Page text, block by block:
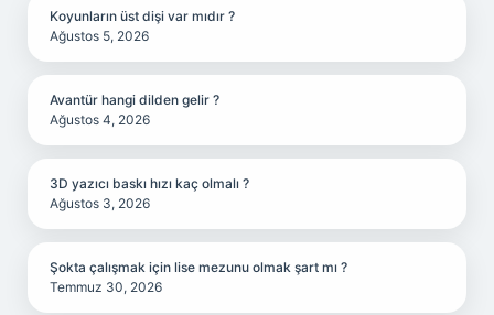
Koyunların üst dişi var mıdır ?
Ağustos 5, 2026
Avantür hangi dilden gelir ?
Ağustos 4, 2026
3D yazıcı baskı hızı kaç olmalı ?
Ağustos 3, 2026
Şokta çalışmak için lise mezunu olmak şart mı ?
Temmuz 30, 2026